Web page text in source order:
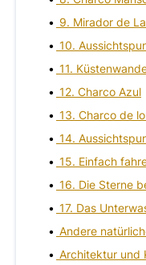
9. Mirador de
10.
11.
12. Charco Azul
13. Charco de
14.
15. Einfach
16. Die Sterne
17. Das
Andere
Architektur und